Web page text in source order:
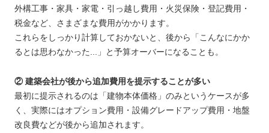
外構工事・家具・家電・引っ越し費用・火災保険・登記費用・
税金など、さまざまな費用がかかります。
これらをしっかり計算しておかないと、後から「こんなにかか
るとは思わなかった...」と予算オーバーになることも。
② 建築会社が後から追加費用を提示することが多い
最初に提示されるのは「建物本体価格」のみというケースが多
く、実際にはオプション費用・設備グレードアップ費用・地盤
改良費などが後から追加されます。